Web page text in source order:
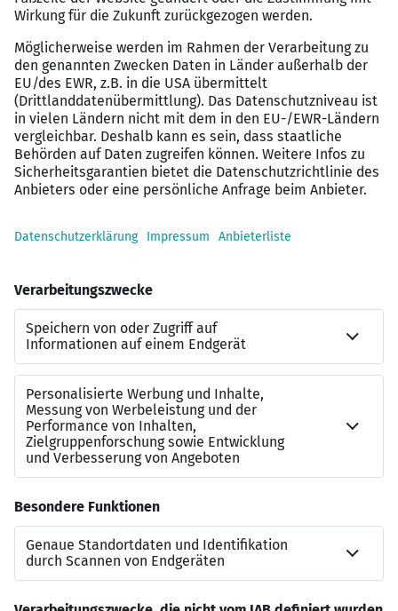
Daten und IT-Systeme. Und wir machen‘s möglich: Mit
rund 300 Kolleginnen und Kollegen konzipieren,
vertreiben und betreuen wir seit über 20 Jahren aus
Osnabrück und Braunschweig moderne IT-Lösungen für
die öffentliche Verwaltung. Bei der ITEBO findest Du also
einen Job mit Zukunft, bei dem Du Dich für das
Gemeinwohl einsetzt und in Sachen Digitalisierung ganz
vorn mit dabei bist.
Jetzt über unser Bewerberportal
bewerben. Wir freuen uns auf dich!
ITEBO GmbH / Personal
Dielingerstraße 39/40
49074 Osnabrück
karriere.itebo.de